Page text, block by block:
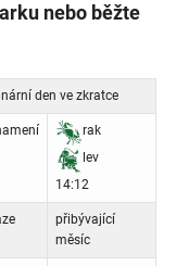
nebo běžte
den ve zkratce
rak
lev
14:12
přibývající
měsíc